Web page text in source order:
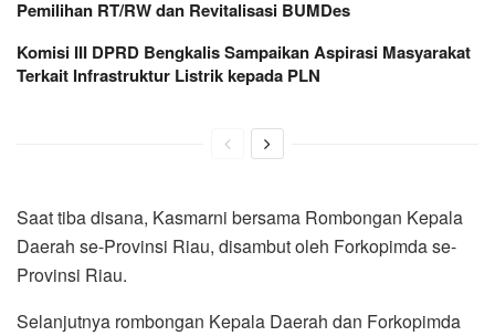
Pemilihan RT/RW dan Revitalisasi BUMDes
Komisi III DPRD Bengkalis Sampaikan Aspirasi Masyarakat
Terkait Infrastruktur Listrik kepada PLN
Saat tiba disana, Kasmarni bersama Rombongan Kepala
Daerah se-Provinsi Riau, disambut oleh Forkopimda se-
Provinsi Riau.
Selanjutnya rombongan Kepala Daerah dan Forkopimda